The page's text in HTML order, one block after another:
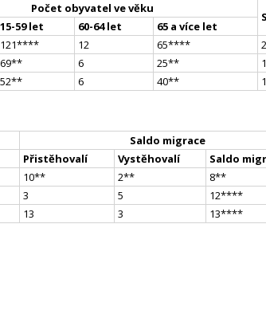
Počet obyvatel ve věku
15-59 let 60-64 let
65 a více let
121**** 12 65****
69** 6 25**
52** 6 40**
Saldo migrace
Přistěhovalí Vystěhovalí
Saldo
10** 2** 8**
3 5 12****
13 3 13****